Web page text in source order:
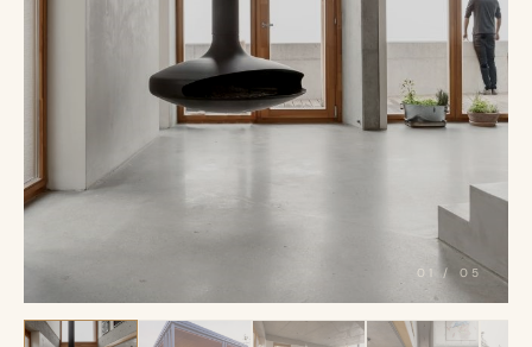
01 / 05